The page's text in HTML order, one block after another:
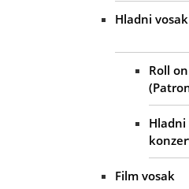
Hladni
Roll
Hladni
Film vosak